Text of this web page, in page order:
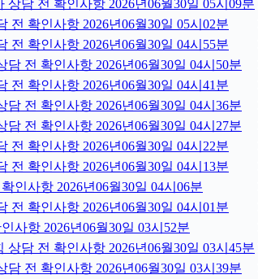
상담 전 확인사항 2026년06월30일 05시09분
전 확인사항 2026년06월30일 05시02분
전 확인사항 2026년06월30일 04시55분
담 전 확인사항 2026년06월30일 04시50분
전 확인사항 2026년06월30일 04시41분
담 전 확인사항 2026년06월30일 04시36분
담 전 확인사항 2026년06월30일 04시27분
전 확인사항 2026년06월30일 04시22분
전 확인사항 2026년06월30일 04시13분
인사항 2026년06월30일 04시06분
전 확인사항 2026년06월30일 04시01분
사항 2026년06월30일 03시52분
상담 전 확인사항 2026년06월30일 03시45분
담 전 확인사항 2026년06월30일 03시39분